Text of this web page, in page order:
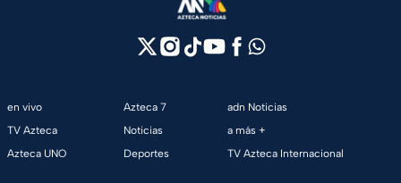
en vivo
TV Azteca
Azteca UNO
Azteca 7
Noticias
Deportes
adn Noticias
a más +
TV Azteca Internacional